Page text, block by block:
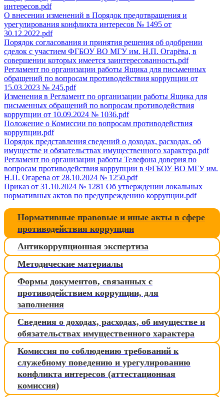
интересов.pdf
О внесении изменений в Порядок предотвращения и
урегулирования конфликта интересов № 1495 от
30.12.2022.pdf
Порядок согласования и принятия решения об одобрении
сделок с участием ФГБОУ ВО МГУ им. Н.П. Огарёва, в
совершении которых имеется заинтересованность.pdf
Регламент по организации работы Ящика для письменных
обращений по вопросам противодействия коррупции от
15.03.2023 № 245.pdf
Изменения в Регламент по организации работы Ящика для
письменных обращений по вопросам противодействия
коррупции от 10.09.2024 № 1036.pdf
Положение о Комиссии по вопросам противодействия
коррупции.pdf
Порядок представления сведений о доходах, расходах, об
имуществе и обязательствах имущественного характера.pdf
Регламент по организации работы Телефона доверия по
вопросам противодействия коррупции в ФГБОУ ВО МГУ им.
Н.П. Огарева от 28.10.2024 № 1250.pdf
Приказ от 31.10.2024 № 1281 Об утверждении локальных
нормативных актов по предупреждению коррупции.pdf
Нормативные правовые и иные акты в сфере
противодействия коррупции
Антикоррупционная экспертиза
Методические материалы
Формы документов, связанных с
противодействием коррупции, для
заполнения
Сведения о доходах, расходах, об имуществе и
обязательствах имущественного характера
Комиссия по соблюдению требований к
служебному поведению и урегулированию
конфликта интересов (аттестационная
комиссия)